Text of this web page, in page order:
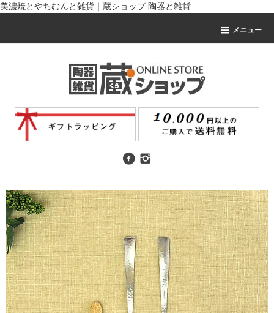
美濃焼とやちむんと雑貨｜蔵ショップ 陶器と雑貨
メニュー